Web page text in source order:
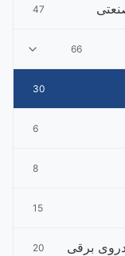
47
66
30
6
8
15
20